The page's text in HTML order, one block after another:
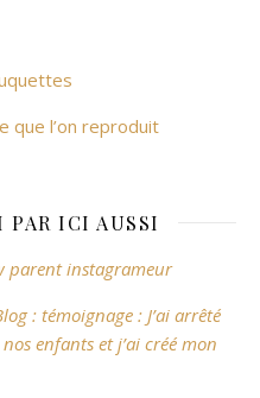
que l’on reproduit
PAR ICI AUSSI
parent instagrameur
: témoignage : J’ai arrêté
enfants et j’ai créé mon